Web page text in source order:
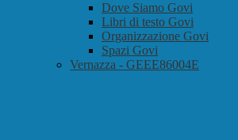
Dove Siamo Govi
Libri di testo Govi
Organizzazione Govi
Spazi Govi
Vernazza - GEEE86004E